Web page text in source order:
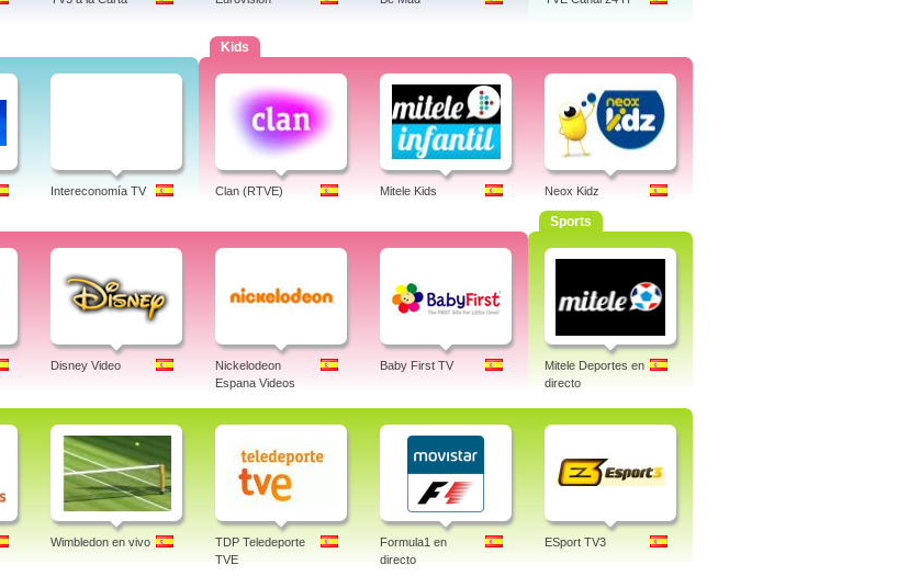
Intereconomía TV
Kids
Clan (RTVE) Mitele Kids Neox Kidz
Disney Video
Nickelodeon
Espana Videos
Baby First TV
Sports
Mitele Deportes en
directo
Wimbledon en vivo
TDP Teledeporte
TVE
Formula1 en
directo
ESport TV3